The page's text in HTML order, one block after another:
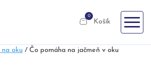
0
Košík
na oku / Čo pomáha na jačmeň v oku